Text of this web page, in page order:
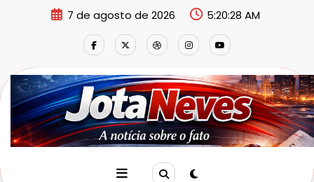
7 de agosto de 2026 5:20:28 AM